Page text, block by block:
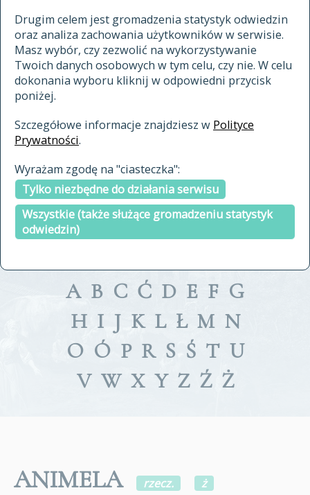
Drugim celem jest gromadzenia statystyk odwiedzin
oraz analiza zachowania użytkowników w serwisie.
Masz wybór, czy zezwolić na wykorzystywanie
Twoich danych osobowych w tym celu, czy nie. W celu
dokonania wyboru kliknij w odpowiedni przycisk
poniżej.
Szczegółowe informacje znajdziesz w Polityce
Prywatności.
Wyrażam zgodę na "ciasteczka":
Tylko niezbędne do działania serwisu
Wszystkie (także służące gromadzeniu statystyk
odwiedzin)
materiały archiwalne
cytowanie
kontakt
indeksie
a fronte
a tergo
A B C Ć D E F G
H I J K L Ł M N
O Ó P R S Ś T U
V W X Y Z Ź Ż
ANIMELA rzecz.
ż